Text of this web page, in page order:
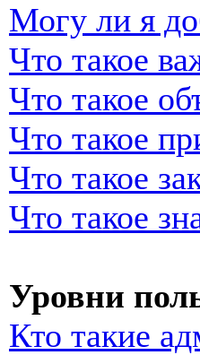
Могу ли я
Что такое
Что такое
Что такое
Что такое
Что такое
Уровни
Кто такие